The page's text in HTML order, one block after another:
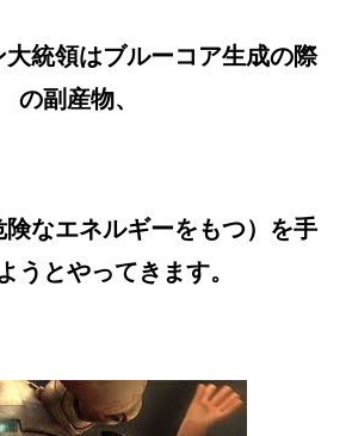
統領はブルーコア生成の際
の副産物、
険なエネルギーをもつ）を手
うとやってきます。